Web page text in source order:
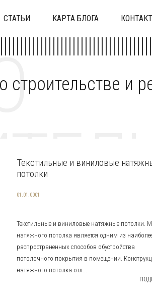
СТАТЬИ КАРТА БЛОГА
строительстве и
Текстильные и виниловые
потолки
01.01.0001
Текстильные и виниловые натяжные потолки.
натяжного потолка является одним из
распространенных способов обустройства
потолочного покрытия в помещении.
натяжного потолка отл...